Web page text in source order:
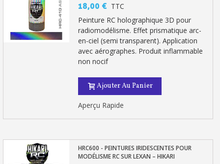
18,00 € TTC
Peinture RC holographique 3D pour
radiomodélisme. Effet prismatique arc-
en-ciel (semi transparent). Application
avec aérographes. Produit inflammable
non nocif
Ajouter Au Panier
Aperçu Rapide
HRC600 - PEINTURES IRIDESCENTES POUR
MODÉLISME RC SUR LEXAN – HIKARI